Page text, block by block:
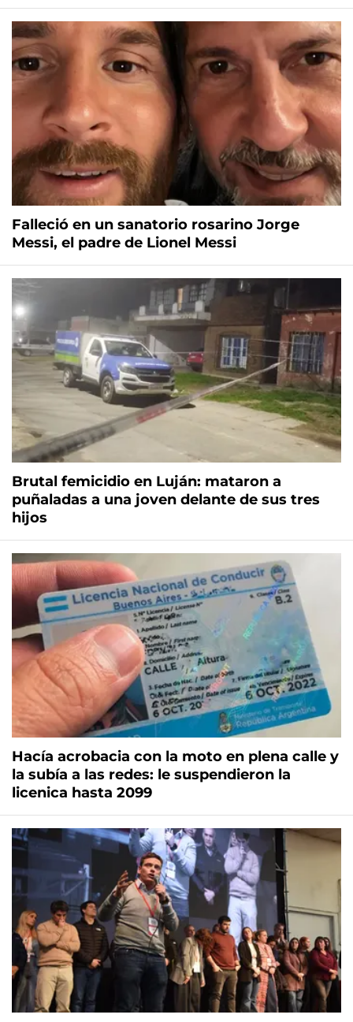
Falleció en un sanatorio rosarino Jorge
Messi, el padre de Lionel Messi
Brutal femicidio en Luján: mataron a
puñaladas a una joven delante de sus tres
hijos
Hacía acrobacia con la moto en plena calle y
la subía a las redes: le suspendieron la
licenica hasta 2099